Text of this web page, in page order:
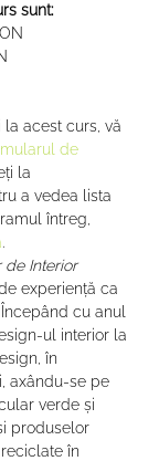
sunt:
acest curs, vă
de
la
a vedea lista
întreg,
.
de Interior
experiență ca
cu anul
ul interior la
în
axându-se pe
verde și
produselor
în